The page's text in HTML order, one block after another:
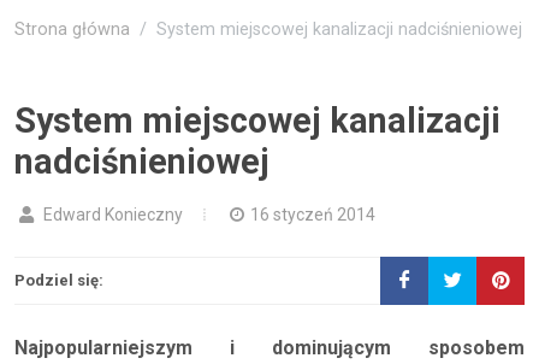
Strona główna System miejscowej kanalizacji nadciśnieniowej
System miejscowej kanalizacji
nadciśnieniowej
Edward Konieczny 16 styczeń 2014
Podziel się:
Najpopularniejszym i dominującym sposobem